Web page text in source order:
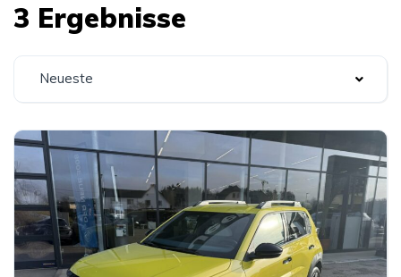
3 Ergebnisse
Neueste